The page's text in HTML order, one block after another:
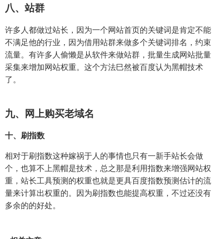
八、站群
许多人都做过站长，因为一个网站首页的关键词是肯定不能
不满足他的行业，因为借用站群来做多个关键词排名，约束
流量。有许多人偷懒是从软件来做站群，批量生成网站批量
采集来增加网站权重。这个方法巳然被百度认为黑帽技术
了。
九、网上购买老域名
十、刷指数
相对于刷指数这种嫁祸于人的事情也只有一新手站长会做
个，也算不上黑帽是技术，总之那是利用指数来增强网站权
重，站长工具预测的权重也就是更具百度指数预测估计的流
量来计算出权重的。因为刷指数也能提高权重，不过还没有
多余的的好处。